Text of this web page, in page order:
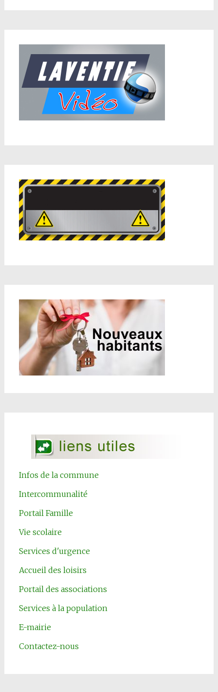
Infos de la commune
Intercommunalité
Portail Famille
Vie scolaire
Services d'urgence
Accueil des loisirs
Portail des associations
Services à la population
E-mairie
Contactez-nous